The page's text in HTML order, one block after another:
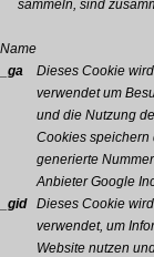
sammeln, sind
Name
_ga
Dieses Cookie
verwendet um
und die Nutzung
Cookies speichern
generierte
Anbieter Google
_gid
Dieses Cookie
verwendet, um
Website nutzen